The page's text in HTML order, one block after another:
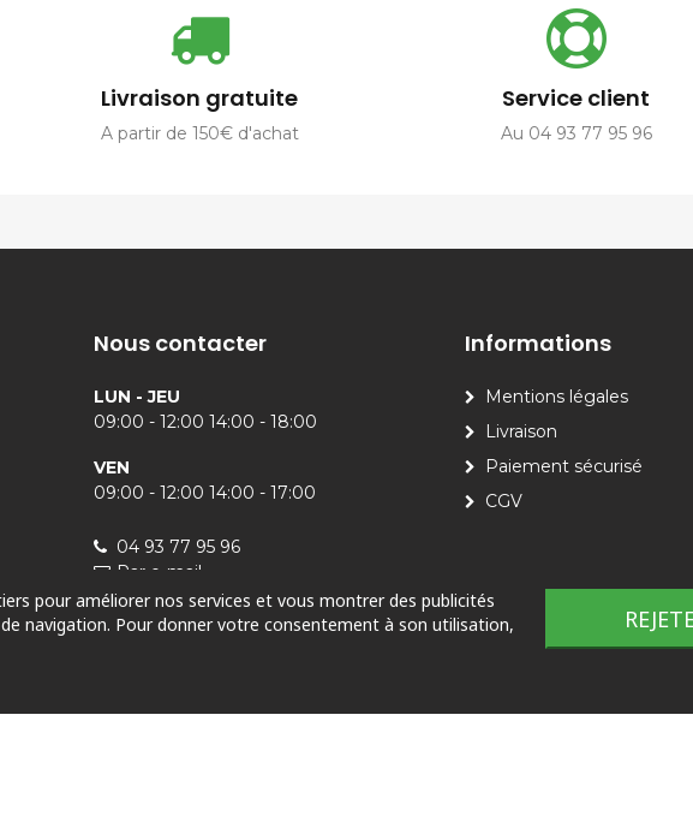
Livraison gratuite
A partir de 150€ d'achat
Service client
Au 04 93 77 95 96
Nous contacter
LUN - JEU
09:00 - 12:00 14:00 - 18:00
VEN
09:00 - 12:00 14:00 - 17:00
04 93 77 95 96
Par e-mail
Informations
Mentions légales
Livraison
Paiement sécurisé
CGV
pour améliorer nos services et vous montrer des publicités
navigation. Pour donner votre consentement à son utilisation,